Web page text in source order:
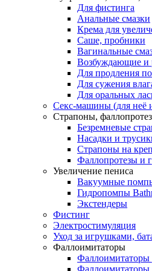
Для фистинга
Анальные смазки
Крема для
Саше, пробники
Вагинальные
Возбуждающие и
Для продления
Для сужения
Для оральных
Секс-машины (для неё
Страпоны,
Безремневые
Насадки и
Страпоны на
Фаллопротезы и
Увеличение пениса
Вакуумные
Гидропомпы
Экстендеры
Фистинг
Электростимуляция
Уход за игрушками,
Фаллоимитаторы
Фаллоимитаторы
Фаллоимитаторы